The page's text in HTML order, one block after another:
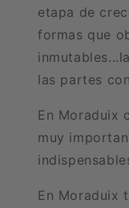
etapa de
formas que
las partes
En Moraduix
muy
En Moraduix